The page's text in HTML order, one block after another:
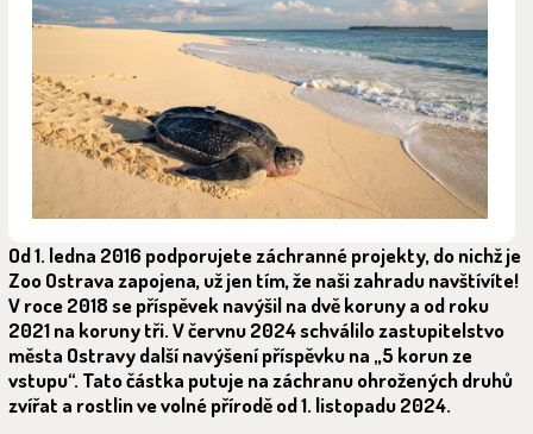
Od 1. ledna 2016 podporujete záchranné projekty, do nichž je
Zoo Ostrava zapojena, už jen tím, že naši zahradu navštívíte!
V roce 2018 se příspěvek navýšil na dvě koruny a od roku
2021 na koruny tři. V červnu 2024 schválilo zastupitelstvo
města Ostravy další navýšení příspěvku na „5 korun ze
vstupu“. Tato částka putuje na záchranu ohrožených druhů
zvířat a rostlin ve volné přírodě od 1. listopadu 2024.